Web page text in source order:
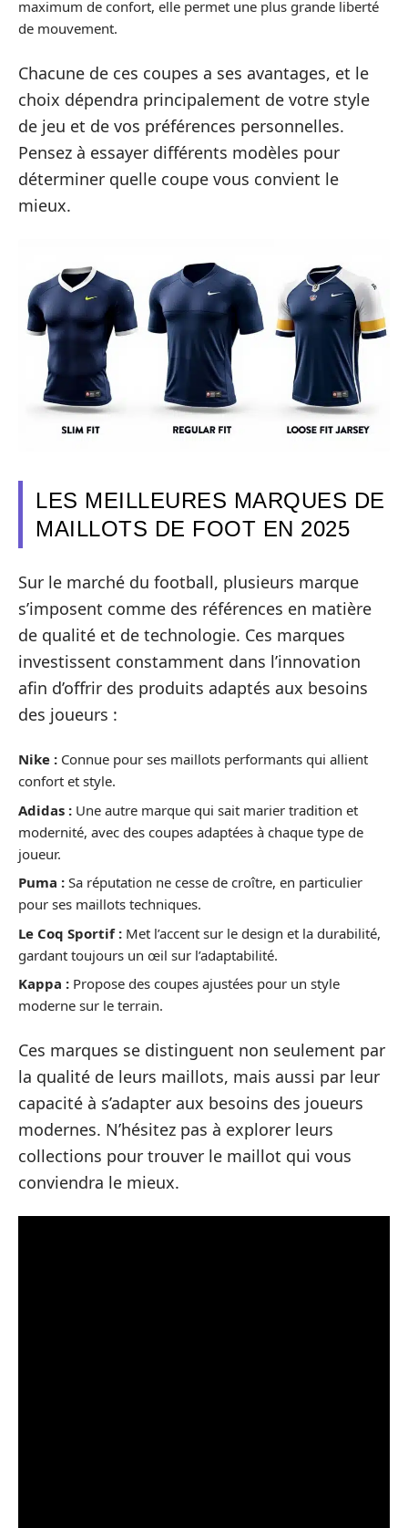
maximum de confort, elle permet une plus grande liberté
de mouvement.
Chacune de ces coupes a ses avantages, et le
choix dépendra principalement de votre style
de jeu et de vos préférences personnelles.
Pensez à essayer différents modèles pour
déterminer quelle coupe vous convient le
mieux.
LES MEILLEURES MARQUES DE
MAILLOTS DE FOOT EN 2025
Sur le marché du football, plusieurs marque
s’imposent comme des références en matière
de qualité et de technologie. Ces marques
investissent constamment dans l’innovation
afin d’offrir des produits adaptés aux besoins
des joueurs :
Nike : Connue pour ses maillots performants qui allient
confort et style.
Adidas : Une autre marque qui sait marier tradition et
modernité, avec des coupes adaptées à chaque type de
joueur.
Puma : Sa réputation ne cesse de croître, en particulier
pour ses maillots techniques.
Le Coq Sportif : Met l’accent sur le design et la durabilité,
gardant toujours un œil sur l’adaptabilité.
Kappa : Propose des coupes ajustées pour un style
moderne sur le terrain.
Ces marques se distinguent non seulement par
la qualité de leurs maillots, mais aussi par leur
capacité à s’adapter aux besoins des joueurs
modernes. N’hésitez pas à explorer leurs
collections pour trouver le maillot qui vous
conviendra le mieux.